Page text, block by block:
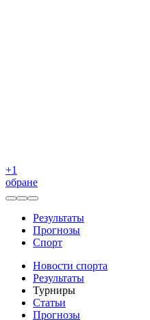
+1
обране
Результаты
Прогнозы
Спорт
Новости спорта
Результаты
Турниры
Статьи
Прогнозы